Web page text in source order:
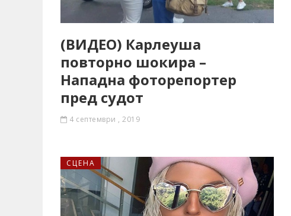
(ВИДЕО) Карлеуша
повторно шокира –
Нападна фоторепортер
пред судот
4 септември , 2019
СЦЕНА